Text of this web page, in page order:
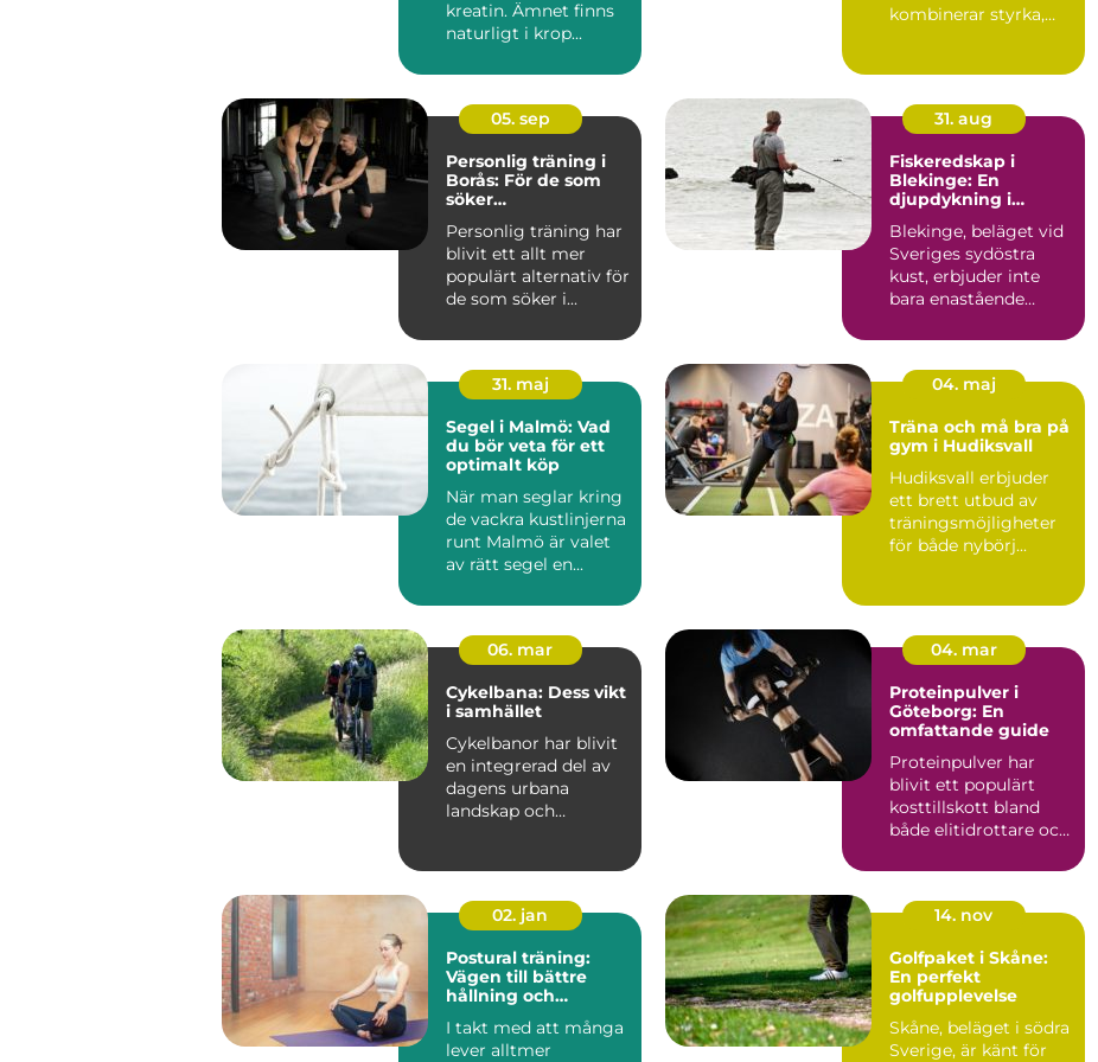
kreatin. Ämnet finns
naturligt i krop...
kombinerar styrka,
05. sep
Personlig träning i
Borås: För de som
söker
lösningar
Personlig träning har
blivit ett allt mer
populärt alternativ för
de som söker i...
31. aug
Fiskeredskap i
Blekinge: En
djupdykning i
Blekinge, beläget vid
Sveriges sydöstra
kust, erbjuder inte
bara enastående
31. maj
Segel i Malmö: Vad
du bör veta för ett
optimalt köp
När man seglar kring
de vackra kustlinjerna
runt Malmö är valet
av rätt segel en...
04. maj
Träna och må bra på
gym i Hudiksvall
Hudiksvall erbjuder
ett brett utbud av
träningsmöjligheter
för både nybörj...
06. mar
Cykelbana: Dess vikt
i samhället
Cykelbanor har blivit
en integrerad del av
dagens urbana
landskap och
04. mar
Proteinpulver i
Göteborg: En
omfattande guide
Proteinpulver har
blivit ett populärt
kosttillskott bland
både elitidrottare och
02. jan
Postural träning:
Vägen till bättre
hållning och
I takt med att många
lever alltmer
14. nov
Golfpaket i Skåne:
En perfekt
golfupplevelse
Skåne, beläget i södra
Sverige, är känt för